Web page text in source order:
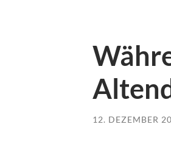
12. DEZEMBER